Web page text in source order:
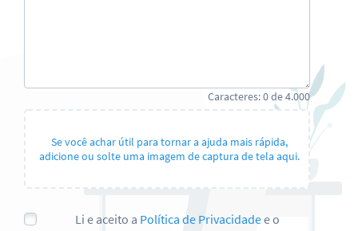
Caracteres:0de4.000
Se você achar útil para tornar a ajuda mais rápida,
adicione ou solte uma imagem de captura de tela aqui.
Li e aceito a Política de Privacidadee o